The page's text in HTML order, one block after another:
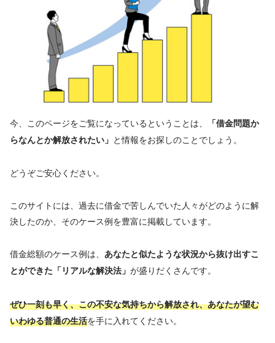
今、このページをご覧になっているということは、
「借金問題か
らなんとか解放されたい」 と情報をお探しのことでしょう。
どうぞご安心ください。
このサイトには、過去に借金で苦しんでいた人々がどのように解
決したのか、そのケース例を豊富に掲載しています。
借金総額のケース例は、 あなたと似たような状況から抜け出すこ
とができた「リアルな解決法」 が盛りだくさんです。
ぜひ一刻も早く、この不安な気持ちから解放され、あなたが望む
いわゆる普通の生活を手に入れてください。